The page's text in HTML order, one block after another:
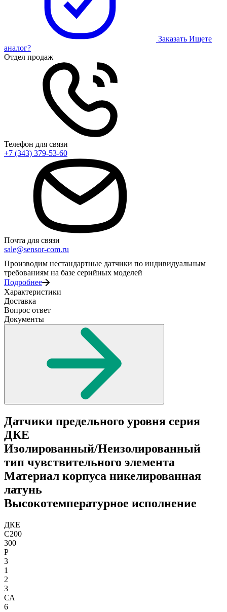
Заказать Ищете
аналог?
Отдел продаж
Телефон для связи
+7 (343) 379-53-60
Почта для связи
sale@sensor-com.ru
Производим нестандартные датчики по индивидуальным
требованиям на базе серийных моделей
Подробнее
Характеристики
Доставка
Вопрос ответ
Документы
Датчики предельного уровня серия
ДКЕ
Изолированный/Неизолированный
тип чувствительного элемента
Материал корпуса никелированная
латунь
Высокотемпературное исполнение
ДКЕ
С200
300
Р
3
1
2
3
СА
6